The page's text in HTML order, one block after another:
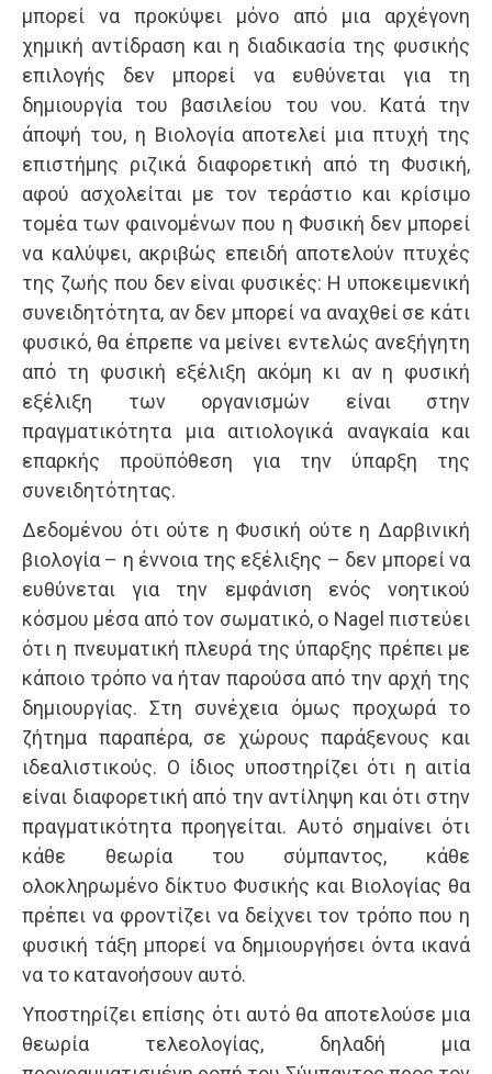
μπορεί να προκύψει μόνο από μια αρχέγονη
χημική αντίδραση και η διαδικασία της φυσικής
επιλογής δεν μπορεί να ευθύνεται για τη
δημιουργία του βασιλείου του νου. Κατά την
άποψή του, η Βιολογία αποτελεί μια πτυχή της
επιστήμης ριζικά διαφορετική από τη Φυσική,
αφού ασχολείται με τον τεράστιο και κρίσιμο
τομέα των φαινομένων που η Φυσική δεν μπορεί
να καλύψει, ακριβώς επειδή αποτελούν πτυχές
της ζωής που δεν είναι φυσικές: Η υποκειμενική
συνειδητότητα, αν δεν μπορεί να αναχθεί σε κάτι
φυσικό, θα έπρεπε να μείνει εντελώς ανεξήγητη
από τη φυσική εξέλιξη ακόμη κι αν η φυσική
εξέλιξη των οργανισμών είναι στην
πραγματικότητα μια αιτιολογικά αναγκαία και
επαρκής προϋπόθεση για την ύπαρξη της
συνειδητότητας.
Δεδομένου ότι ούτε η Φυσική ούτε η Δαρβινική
βιολογία – η έννοια της εξέλιξης – δεν μπορεί να
ευθύνεται για την εμφάνιση ενός νοητικού
κόσμου μέσα από τον σωματικό, ο Nagel πιστεύει
ότι η πνευματική πλευρά της ύπαρξης πρέπει με
κάποιο τρόπο να ήταν παρούσα από την αρχή της
δημιουργίας. Στη συνέχεια όμως προχωρά το
ζήτημα παραπέρα, σε χώρους παράξενους και
ιδεαλιστικούς. Ο ίδιος υποστηρίζει ότι η αιτία
είναι διαφορετική από την αντίληψη και ότι στην
πραγματικότητα προηγείται. Αυτό σημαίνει ότι
κάθε θεωρία του σύμπαντος, κάθε
ολοκληρωμένο δίκτυο Φυσικής και Βιολογίας θα
πρέπει να φροντίζει να δείχνει τον τρόπο που η
φυσική τάξη μπορεί να δημιουργήσει όντα ικανά
να το κατανοήσουν αυτό.
Υποστηρίζει επίσης ότι αυτό θα αποτελούσε μια
θεωρία τελεολογίας, δηλαδή μια